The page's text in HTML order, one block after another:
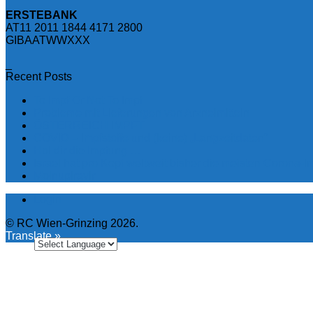
ERSTEBANK
AT11 2011 1844 4171 2800
GIBAATWWXXX
Recent Posts
© RC Wien-Grinzing 2026.
Translate »